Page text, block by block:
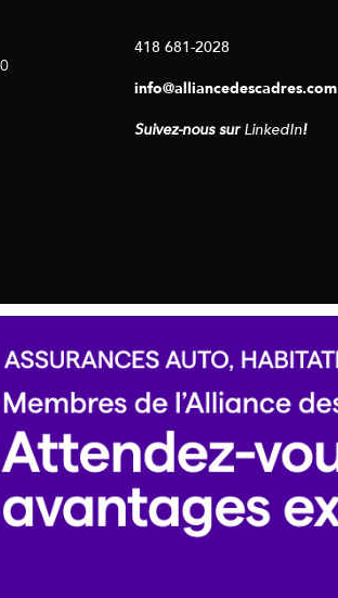
418 681-2028
info@alliancedescadres.com
Suivez-nous surLinkedIn!